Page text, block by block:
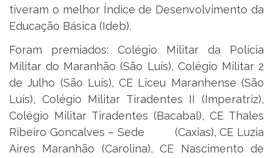
tiveram o melhor Índice de Desenvolvimento da
Educação Básica (Ideb).
Foram premiados: Colégio Militar da Polícia
Militar do Maranhão (São Luís), Colégio Militar 2
de Julho (São Luís), CE Liceu Maranhense (São
Luís), Colégio Militar Tiradentes II (Imperatriz),
Colégio Militar Tiradentes (Bacabal), CE Thales
Ribeiro Goncalves – Sede (Caxias), CE Luzia
Aires Maranhão (Carolina), CE Nascimento de